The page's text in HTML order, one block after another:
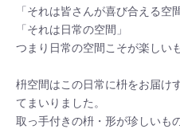
「それは皆さんが喜び合える空間
「それは日常の空間」
つまり日常の空間こそが楽しい
枡空間はこの日常に枡をお届け
てまいりました。
取っ手付きの枡・形が珍しいも